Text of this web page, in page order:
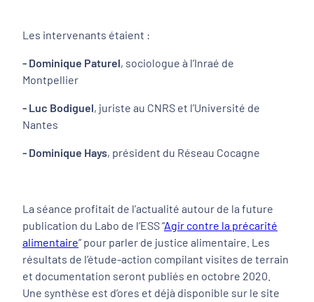
Les intervenants étaient :
- Dominique Paturel, sociologue à l’Inraé de
Montpellier
- Luc Bodiguel, juriste au CNRS et l’Université de
Nantes
- Dominique Hays, président du Réseau Cocagne
La séance profitait de l’actualité autour de la future
publication du Labo de l’ESS “Agir contre la précarité
alimentaire” pour parler de justice alimentaire. Les
résultats de l’étude-action compilant visites de terrain
et documentation seront publiés en octobre 2020.
Une synthèse est d’ores et déjà disponible sur le site